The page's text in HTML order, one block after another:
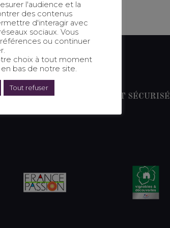
PAIEMENT SÉCURISÉ
l'audience et la
des contenus
d'interagir avec
sociaux. Vous
ou continuer
choix à tout moment
bas de notre site.
Tout refuser